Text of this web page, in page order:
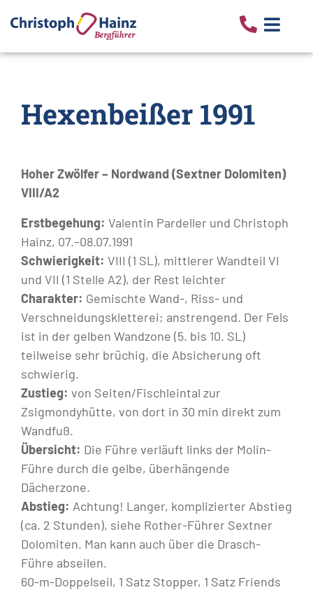
Hexenbeißer 1991
Hoher Zwölfer – Nordwand (Sextner Dolomiten)
VIII/A2
Erstbegehung: Valentin Pardeller und Christoph
Hainz, 07.–08.07.1991
Schwierigkeit: VIII (1 SL), mittlerer Wandteil VI
und VII (1 Stelle A2), der Rest leichter
Charakter: Gemischte Wand-, Riss- und
Verschneidungskletterei; anstrengend. Der Fels
ist in der gelben Wandzone (5. bis 10. SL)
teilweise sehr brüchig, die Absicherung oft
schwierig.
Zustieg: von Seiten/Fischleintal zur
Zsigmondyhütte, von dort in 30 min direkt zum
Wandfuß.
Übersicht: Die Führe verläuft links der Molin-
Führe durch die gelbe, überhängende
Dächerzone.
Abstieg: Achtung! Langer, komplizierter Abstieg
(ca. 2 Stunden), siehe Rother-Führer Sextner
Dolomiten. Man kann auch über die Drasch-
Führe abseilen.
60-m-Doppelseil, 1 Satz Stopper, 1 Satz Friends